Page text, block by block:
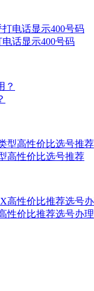
话显示400号码
高性价比选号推荐
性价比推荐选号办理